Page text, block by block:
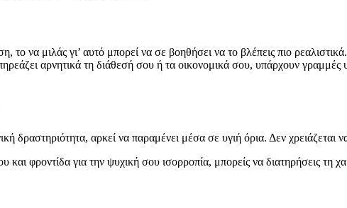
το να μιλάς γι’ αυτό μπορεί να σε βοηθήσει να το βλέπεις πιο
αρνητικά τη διάθεσή σου ή τα οικονομικά σου, υπάρχουν
δραστηριότητα, αρκεί να παραμένει μέσα σε υγιή όρια. Δεν
φροντίδα για την ψυχική σου ισορροπία, μπορείς να διατηρήσεις τη